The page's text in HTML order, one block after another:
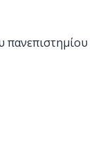
πανεπιστημίου